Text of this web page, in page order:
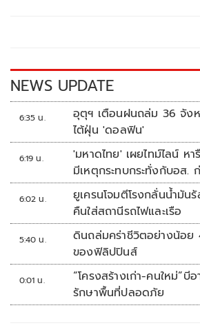
k k
NEWS UPDATE
6:35 น.
อุตุฯ เตือนฝนถล่ม 36 จัง
ไต้ฝุ่น 'ดอลฟิน'
6:19 น.
'มหาดไทย' เผยไทม์ไลน์ ห
มีเหตุกระทบกระทั่งกับอส.
6:02 น.
ยูเครนโจมตีโรงกลั่นน้ำมัน
คืนใส่สถานีรถไฟและเรือ
5:40 น.
ดินถล่มคร่าชีวิตอย่างน้อย
ของฟิลิปปินส์
0:01 น.
“โครงสร้างเก่า-คนใหม่”บีอาร์เอ็น รัฐ
รักษาพื้นที่ปลอดภัย